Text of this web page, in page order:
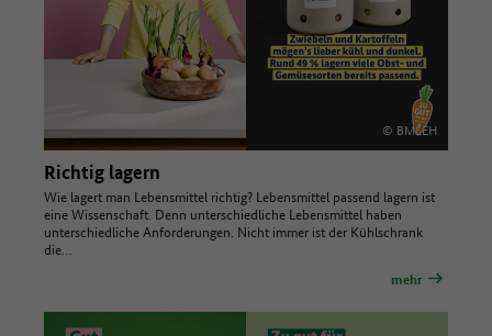
© BMLEH
Richtig lagern
Wie lagert man Lebensmittel richtig? Lebensmittel passend lagern ist
eine Wissenschaft. Denn unterschiedliche Lebensmittel haben
unterschiedliche Anforderungen. Nicht immer ist der Kühlschrank
die…
mehr